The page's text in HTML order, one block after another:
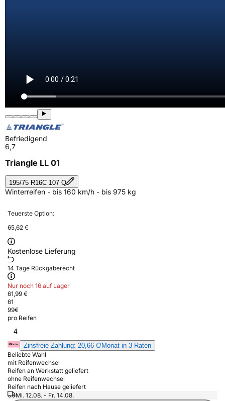
Befriedigend
6,7
Triangle LL 01
195/75 R16C 107 Q
Winterreifen - bis 160 km/h - bis 975 kg
Teuerste Option:
65,62 €
Kostenlose Lieferung
14 Tage Rückgaberecht
Nur noch 16 auf Lager
61,99 €
61
99€
pro Reifen
4
Zinsfreie Zahlung: 20,66 €/Monat in 3 Raten
Beliebte Wahl
mit Reifenwechsel
Reifen an Werkstatt geliefert
ohne Reifenwechsel
Reifen nach Hause geliefert
Mi. 12.08. - Fr. 14.08.